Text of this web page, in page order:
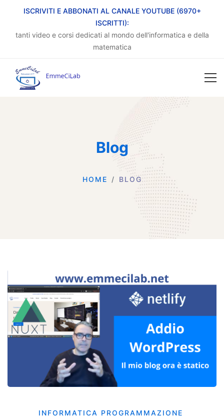
ISCRIVITI E ABBONATI AL CANALE YOUTUBE (6970+
ISCRITTI):
tanti video e corsi dedicati al mondo dell'informatica e della
matematica
Blog
HOME BLOG
INFORMATICA PROGRAMMAZIONE